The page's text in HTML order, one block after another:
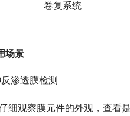
卷复系统
场景
渗透膜检测
仔细观察膜元件的外观，查看